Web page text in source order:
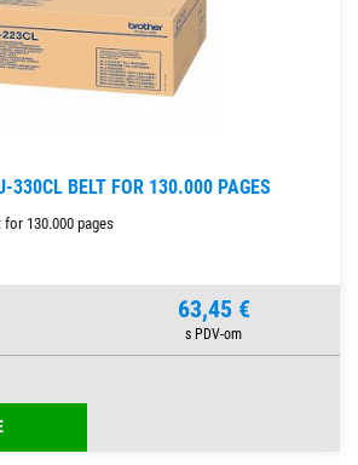
330CL BELT FOR 130.000 PAGES
for 130.000 pages
63,45 €